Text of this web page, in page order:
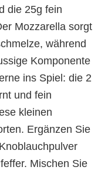
die 25g fein
Mozzarella sorgt
während
Komponente
ins Spiel: die 2
und fein
kleinen
Ergänzen Sie
Mischen Sie